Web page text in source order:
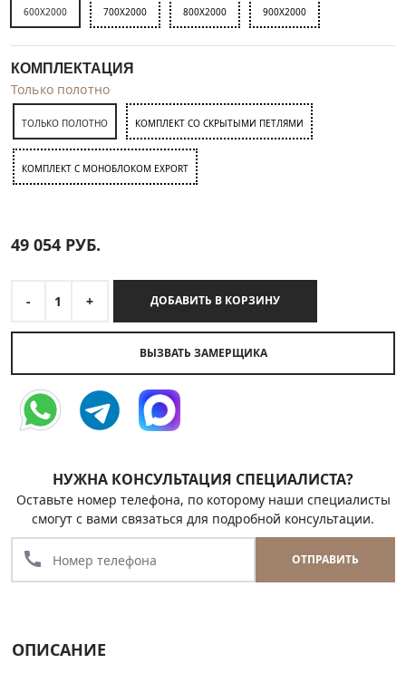
600X2000 700X2000 800X2000 900X2000
КОМПЛЕКТАЦИЯ
Только полотно
ТОЛЬКО ПОЛОТНО КОМПЛЕКТ СО СКРЫТЫМИ ПЕТЛЯМИ
КОМПЛЕКТ C МОНОБЛОКОМ EXPORT
49 054 РУБ.
- 1 + ДОБАВИТЬ В КОРЗИНУ
ВЫЗВАТЬ ЗАМЕРЩИКА
НУЖНА КОНСУЛЬТАЦИЯ СПЕЦИАЛИСТА?
Оставьте номер телефона, по которому наши специалисты
смогут с вами связаться для подробной консультации.
call ОТПРАВИТЬ
ОПИСАНИЕ